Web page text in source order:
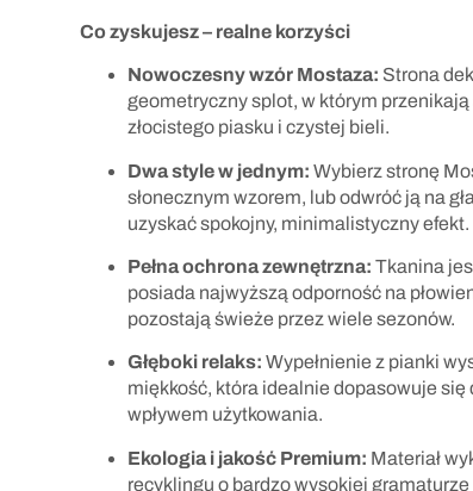
Co zyskujesz – realne korzyści
Nowoczesny wzór Mostaza: Strona
geometryczny splot, w którym przenikają
złocistego piasku i czystej bieli.
Dwa style w jednym: Wybierz stronę
słonecznym wzorem, lub odwróć ją na
uzyskać spokojny, minimalistyczny efekt.
Pełna ochrona zewnętrzna: Tkanina
posiada najwyższą odporność na
pozostają świeże przez wiele sezonów.
Głęboki relaks: Wypełnienie z pianki
miękkość, która idealnie dopasowuje się
wpływem użytkowania.
Ekologia i jakość Premium: Materiał
recyklingu o bardzo wysokiej